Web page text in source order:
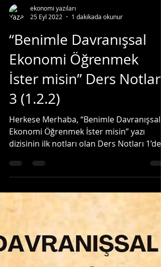
ekonomi yazıları
“Benimle Davranışsal
Ekonomi Öğrenmek
İster misin” Ders Notları
3 (1.2.2)
Herkese Merhaba, “Benimle Davranışsal
Ekonomi Öğrenmek İster misin” yazı
dizisinin ilk notları olan Ders Notları 1’de